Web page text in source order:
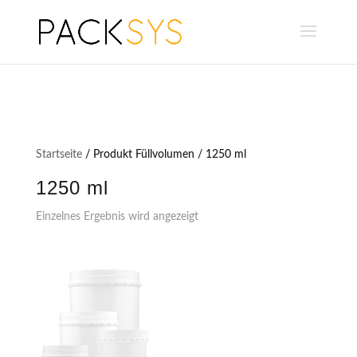
Startseite/ Produkt Füllvolumen / 1250 ml
1250 ml
Einzelnes Ergebnis wird angezeigt